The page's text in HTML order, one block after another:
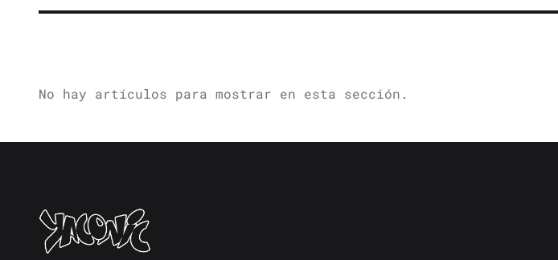
No hay artículos para mostrar en esta sección.